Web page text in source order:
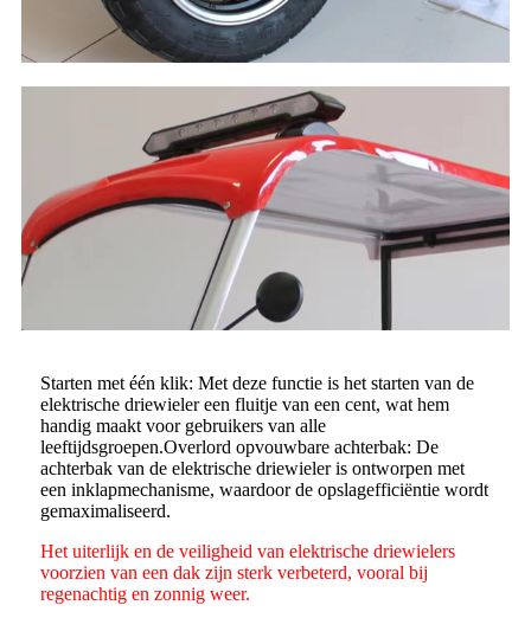
Starten met één klik: Met deze functie is het starten van de
elektrische driewieler een fluitje van een cent, wat hem
handig maakt voor gebruikers van alle
leeftijdsgroepen.Overlord opvouwbare achterbak: De
achterbak van de elektrische driewieler is ontworpen met
een inklapmechanisme, waardoor de opslagefficiëntie wordt
gemaximaliseerd.
Het uiterlijk en de veiligheid van elektrische driewielers
voorzien van een dak zijn sterk verbeterd, vooral bij
regenachtig en zonnig weer.